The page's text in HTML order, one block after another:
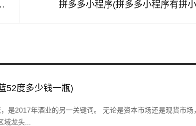
阅历是什么意思) 拼多多小程序(拼多多小程序有拼
52度多少钱一瓶)
是2017年酒业的另一关键词。 无论是资本市场还是现货市场
龙头...